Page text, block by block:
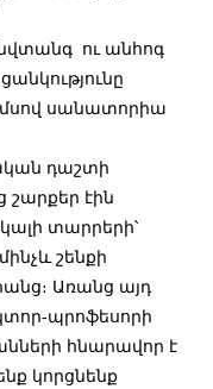
ու անհոգ
սանատորիա
դաշտի
շարքեր էին
տարրերի՝
շենքի
Առանց այդ
պրոֆեսորի
հնարավոր է
կորցնենք